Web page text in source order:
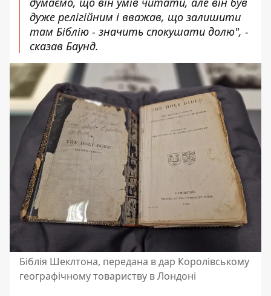
дуже релігійним і вважав, що залишити
там Біблію - значить спокушати долю", -
сказав Баунд.
Біблія Шеклтона, передана в дар Королівському
географічному товариству в Лондоні